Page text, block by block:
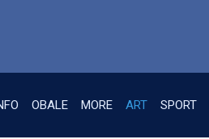
OBALE MORE ART SPORT